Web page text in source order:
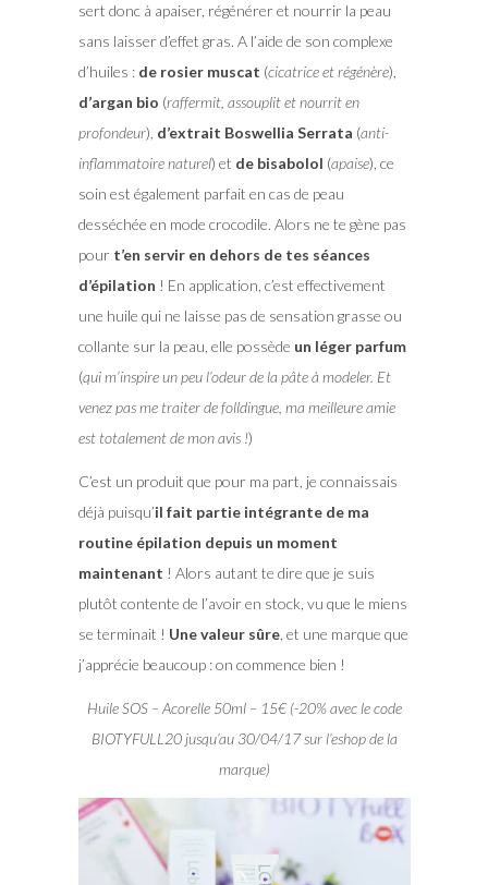
sert donc à apaiser, régénérer et nourrir la peau
sans laisser d’effet gras. A l’aide de son complexe
d’huiles : de rosier muscat (cicatrice et régénère),
d’argan bio (raffermit, assouplit et nourrit en
profondeur), d’extrait Boswellia Serrata (anti-
inflammatoire naturel) et de bisabolol (apaise), ce
soin est également parfait en cas de peau
desséchée en mode crocodile. Alors ne te gène pas
pour t’en servir en dehors de tes séances
d’épilation ! En application, c’est effectivement
une huile qui ne laisse pas de sensation grasse ou
collante sur la peau, elle possède un léger parfum
(qui m’inspire un peu l’odeur de la pâte à modeler. Et
venez pas me traiter de folldingue, ma meilleure amie
est totalement de mon avis !)
C’est un produit que pour ma part, je connaissais
déjà puisqu’il fait partie intégrante de ma
routine épilation depuis un moment
maintenant ! Alors autant te dire que je suis
plutôt contente de l’avoir en stock, vu que le miens
se terminait ! Une valeur sûre, et une marque que
j’apprécie beaucoup : on commence bien !
Huile SOS – Acorelle 50ml – 15€ (-20% avec le code
BIOTYFULL20 jusqu’au 30/04/17 sur l’eshop de la
marque)